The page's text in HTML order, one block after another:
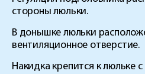
стороны люльки.
В донышке люльки
вентиляционное отверстие.
Накидка крепится к люльке